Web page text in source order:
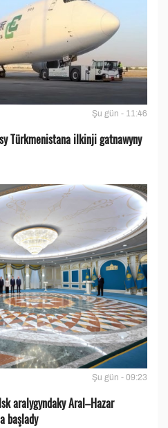
Şu gün - 11:46
Türkmenistana ilkinji gatnawyny
Şu gün - 09:23
aralygyndaky Aral–Hazar
başlady